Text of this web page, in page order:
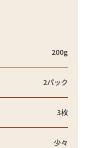
200g
2パック
3枚
少々